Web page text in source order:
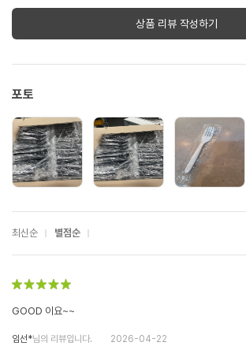
상품 리뷰 작성하기
포토
최신순 별점순
GOOD 이요~~
임선*님의 리뷰입니다. 2026-04-22